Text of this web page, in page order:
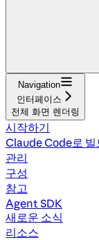
Navigation
인터페이스
전체 화면 렌더링
시작하기
Claude Code로 빌
관리
구성
참고
Agent SDK
새로운 소식
리소스